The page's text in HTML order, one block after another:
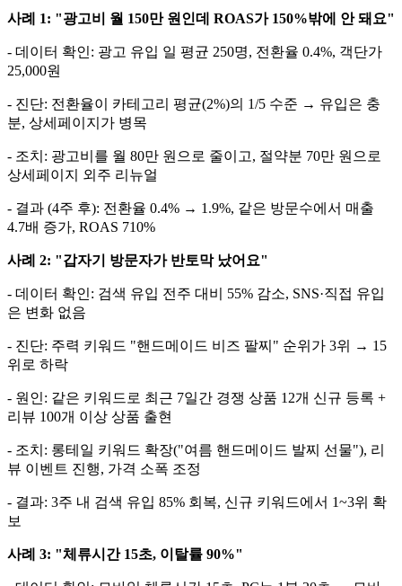
사례 1: "광고비 월 150만 원인데 ROAS가 150%밖에 안 돼요"
- 데이터 확인: 광고 유입 일 평균 250명, 전환율 0.4%, 객단가
25,000원
- 진단: 전환율이 카테고리 평균(2%)의 1/5 수준 → 유입은 충
분, 상세페이지가 병목
- 조치: 광고비를 월 80만 원으로 줄이고, 절약분 70만 원으로
상세페이지 외주 리뉴얼
- 결과 (4주 후): 전환율 0.4% → 1.9%, 같은 방문수에서 매출
4.7배 증가, ROAS 710%
사례 2: "갑자기 방문자가 반토막 났어요"
- 데이터 확인: 검색 유입 전주 대비 55% 감소, SNS·직접 유입
은 변화 없음
- 진단: 주력 키워드 "핸드메이드 비즈 팔찌" 순위가 3위 → 15
위로 하락
- 원인: 같은 키워드로 최근 7일간 경쟁 상품 12개 신규 등록 +
리뷰 100개 이상 상품 출현
- 조치: 롱테일 키워드 확장("여름 핸드메이드 발찌 선물"), 리
뷰 이벤트 진행, 가격 소폭 조정
- 결과: 3주 내 검색 유입 85% 회복, 신규 키워드에서 1~3위 확
보
사례 3: "체류시간 15초, 이탈률 90%"